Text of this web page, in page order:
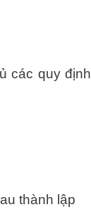
các quy định
thành lập